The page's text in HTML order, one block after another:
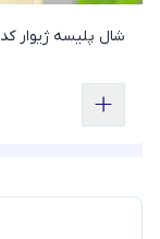
شال پلیسه ژیوار کد 1020209